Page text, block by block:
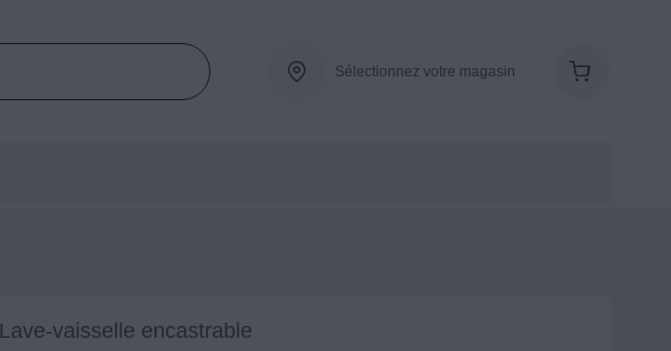
Sélectionnez votre magasin
Lave-vaisselle encastrable